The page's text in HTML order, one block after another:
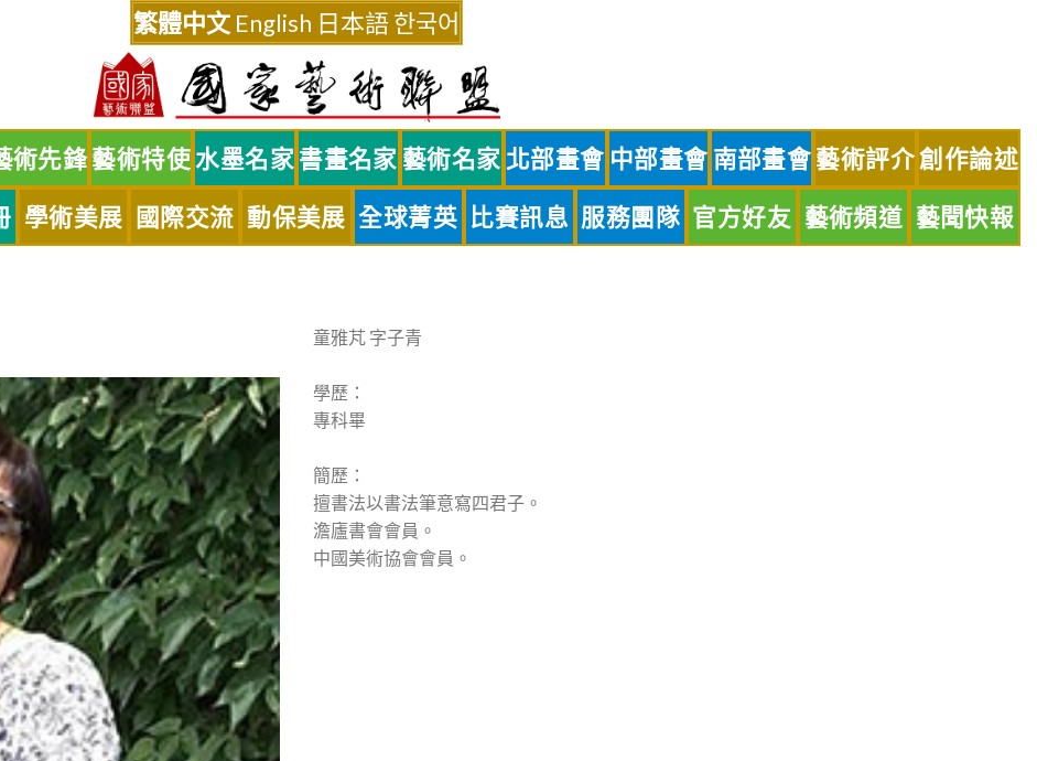
繁體中文 English 日本語한국어
術先鋒藝術特使水墨名家 書畫名家 藝術名家 北部畫會 中部畫會 南部畫會藝術評介創作論述
學術美展 國際交流 動保美展 全球菁英 比賽訊息 服務團隊 官方好友 藝術頻道 藝聞快報
童雅芃 字子青
學歷：
專科畢
簡歷：
擅書法以書法筆意寫四君子。
澹廬書會會員。
中國美術協會會員。